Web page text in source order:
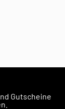
Gutscheine